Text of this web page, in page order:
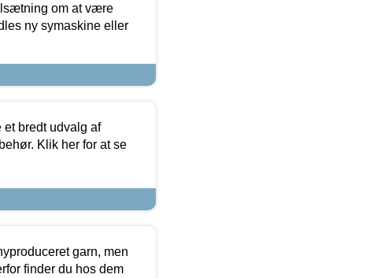
om at være
ny symaskine eller
et bredt udvalg af
Klik her for at se
garn, men
finder du hos dem